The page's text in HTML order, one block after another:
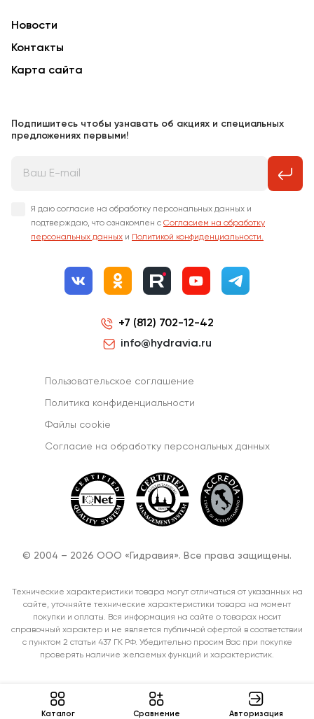
Каталог Cравнение Авторизация
Новости
Контакты
Карта сайта
Подпишитесь чтобы узнавать об акциях и специальных
предложениях первыми!
Я даю согласие на обработку персональных данных и
подтверждаю, что ознакомлен с Согласием на обработку
персональных данных и Политикой конфиденциальности.
+7 (812) 702-12-42
info@hydravia.ru
Пользовательское соглашение
Политика конфиденциальности
Файлы cookie
Согласиe на обработку персональных данных
© 2004 – 2026 ООО «Гидравия». Все права защищены.
Технические характеристики товара могут отличаться от указанных на
сайте, уточняйте технические характеристики товара на момент
покупки и оплаты. Вся информация на сайте о товарах носит
справочный характер и не является публичной офертой в соответствии
с пунктом 2 статьи 437 ГК РФ. Убедительно просим Вас при покупке
проверять наличие желаемых функций и характеристик.